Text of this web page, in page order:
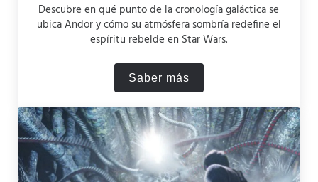
Descubre en qué punto de la cronología galáctica se
ubica Andor y cómo su atmósfera sombría redefine el
espíritu rebelde en Star Wars.
Saber más¿Dónde se sitúa Andor en